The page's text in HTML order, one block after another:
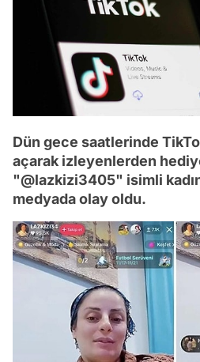
Dün gece saatlerinde
açarak izleyenlerden
"@lazkizi3405" isimli
medyada olay oldu.